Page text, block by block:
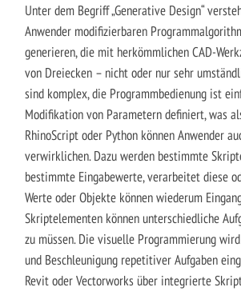
Unter dem Begriff „Generative Design“
Anwender modifizierbaren
generieren, die mit herkömmlichen CAD-
von Dreiecken – nicht oder nur sehr
sind komplex, die Programmbedienung ist
Modifikation von Parametern definiert, was
RhinoScript oder Python können Anwender
verwirklichen. Dazu werden bestimmte
bestimmte Eingabewerte, verarbeitet diese
Werte oder Objekte können wiederum
Skriptelementen können unterschiedliche
zu müssen. Die visuelle Programmierung
und Beschleunigung repetitiver Aufgaben
Revit oder Vectorworks über integrierte